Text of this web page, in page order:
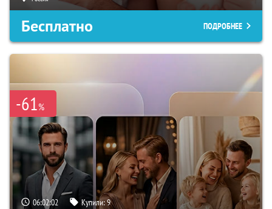
Бесплатно ПОДРОБНЕЕ
-61%
06:02:01 Купили:9